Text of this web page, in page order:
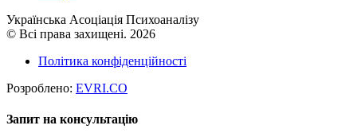
Українська Асоціація Психоаналізу
© Всі права захищені. 2026
Політика конфіденційності
Розроблено: EVRI.CO
Запит на консультацію